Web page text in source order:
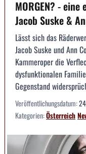
MORGEN? -
Jacob Suske &
Lässt sich das
Jacob Suske und Ann
Kammeroper die
dysfunktionalen
Gegenstand
Veröffentlichungsdatum:
Kategorien:Österreich